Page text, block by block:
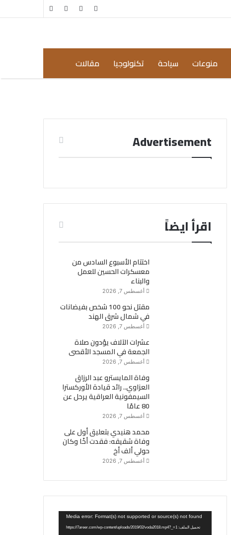
مقال
منوعات سياحة تكنولوجيا مقالات
Advertisement
اقرأ ايضاً
اختتام الأسبوع السادس من
معسكرات الحسين للعمل
والبناء
أغسطس 7, 2026
مقتل نحو 100 شخص بفيضانات
في شمال شرق الهند
أغسطس 7, 2026
عشرات الآلاف يؤدون صلاة
الجمعة في المسجد الأقصى
أغسطس 7, 2026
وفاة المايسترو عبد الرزاق
العزاوي.. رائد قيادة الأوركسترا
السيمفونية العراقية يرحل عن
80 عامًا
أغسطس 7, 2026
محمد هنيدي بتعليق أول على
وفاة شقيقه: فقدت أخًا وكان
حولي ألف أخ
أغسطس 7, 2026
مشغل
الفيديو
Media error: Format(s) not supported or source(s) not found
تحميل الملف: https://7areer.com/wp-content/uploads/2019/02/voda2018.mp4?_=1